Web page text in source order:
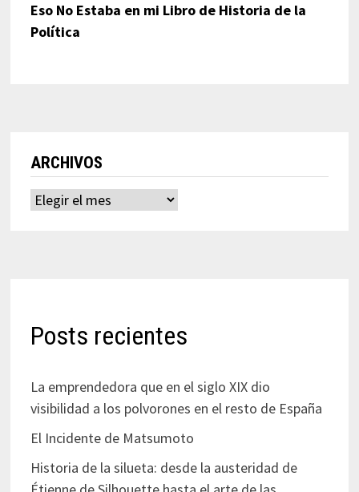
Eso No Estaba en mi Libro de Historia de la
Política
ARCHIVOS
Archivos
Posts recientes
La emprendedora que en el siglo XIX dio
visibilidad a los polvorones en el resto de España
El Incidente de Matsumoto
Historia de la silueta: desde la austeridad de